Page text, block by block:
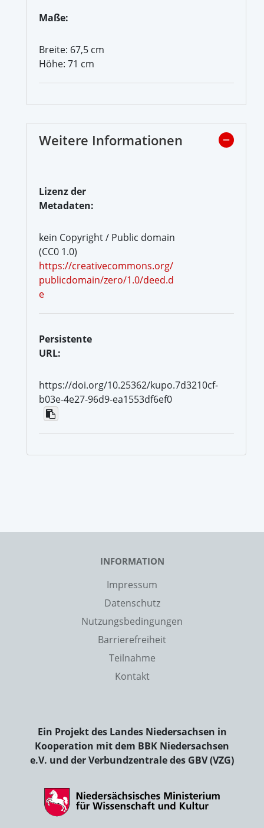
Maße:
Breite: 67,5 cm
Höhe: 71 cm
Weitere Informationen
Lizenz der
Metadaten:
kein Copyright / Public domain
(CC0 1.0)
https://creativecommons.org/
publicdomain/zero/1.0/deed.d
e
Persistente
URL:
https://doi.org/10.25362/kupo.7d3210cf-
b03e-4e27-96d9-ea1553df6ef0
INFORMATION
Impressum
Datenschutz
Nutzungsbedingungen
Barrierefreiheit
Teilnahme
Kontakt
Ein Projekt des Landes Niedersachsen in
Kooperation mit dem BBK Niedersachsen
e.V. und der Verbundzentrale des GBV (VZG)